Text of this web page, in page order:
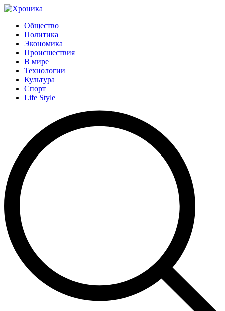
Общество
Политика
Экономика
Происшествия
В мире
Технологии
Культура
Спорт
Life Style